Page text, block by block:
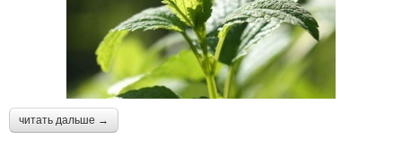
читать дальше →